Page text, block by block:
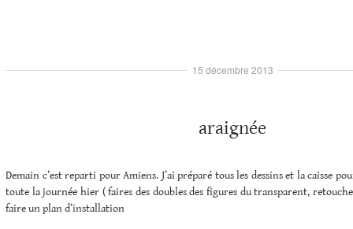
araignée
Demain c’est reparti pour Amiens. J’ai préparé tous les dessins et la caisse
toute la journée hier ( faires des doubles des figures du transparent,
faire un plan d’installation
15 décembre 2013